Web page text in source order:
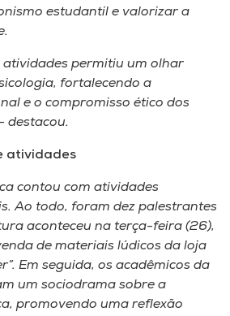
estudantil e valorizar a
atividades permitiu um olhar
fortalecendo a
e o compromisso ético dos
destacou.
atividades
contou com atividades
Ao todo, foram dez palestrantes
aconteceu na terça-feira (26),
de materiais lúdicos da loja
Em seguida, os acadêmicos da
um sociodrama sobre a
promovendo uma reflexão